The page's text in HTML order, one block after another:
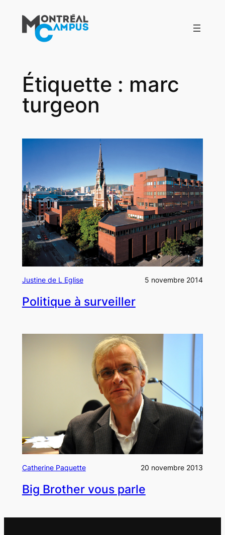
contenu
Étiquette : marc
turgeon
Justine de L Eglise 5 novembre 2014
Politique à surveiller
Catherine Paquette 20 novembre 2013
Big Brother vous parle